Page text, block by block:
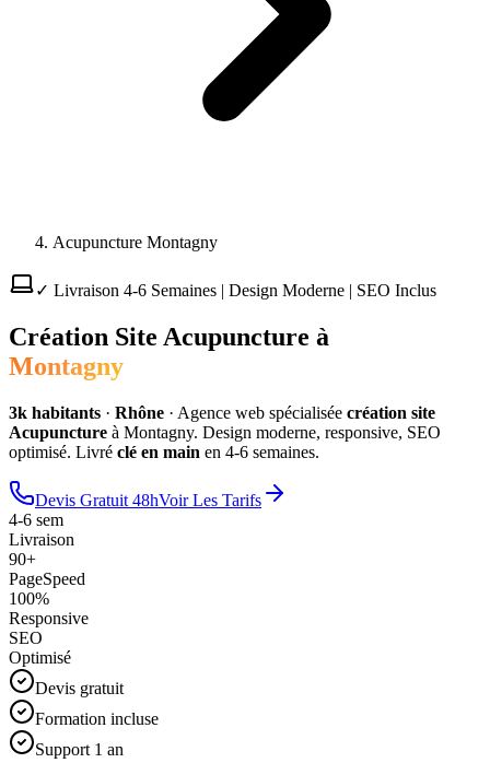
Acupuncture Montagny
✓ Livraison 4-6 Semaines | Design Moderne | SEO Inclus
Création Site Acupuncture à
Montagny
3k habitants · Rhône · Agence web spécialisée création site
Acupuncture à Montagny. Design moderne, responsive, SEO
optimisé. Livré clé en main en 4-6 semaines.
Devis Gratuit 48hVoir Les Tarifs
4-6 sem
Livraison
90+
PageSpeed
100%
Responsive
SEO
Optimisé
Devis gratuit
Formation incluse
Support 1 an